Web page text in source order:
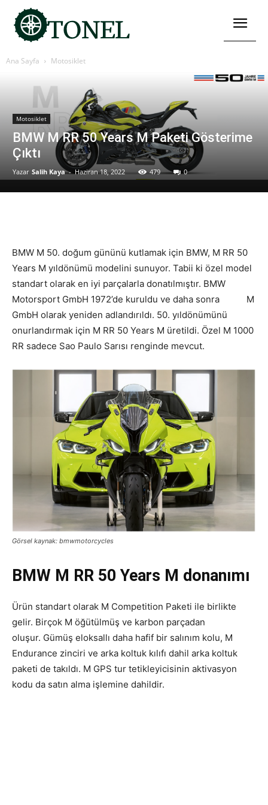
Ana Sayfa Motosiklet
Motosiklet
BMW M RR 50 Years M Paketi Gösterime
Çıktı
Yazar Salih Kaya - Haziran 18, 2022 479 0
BMW M 50. doğum gününü kutlamak için BMW, M RR 50
Years M yıldönümü modelini sunuyor. Tabii ki özel model
standart olarak en iyi parçalarla donatılmıştır. BMW
Motorsport GmbH 1972’de kuruldu ve daha sonra
M
GmbH olarak yeniden adlandırıldı. 50. yıldönümünü
onurlandırmak için M RR 50 Years M üretildi. Özel M 1000
RR sadece Sao Paulo Sarısı renginde mevcut.
Görsel kaynak: bmwmotorcycles
BMW M RR 50 Years M donanımı
Ürün standart olarak M Competition Paketi ile birlikte
gelir. Birçok M öğütülmüş ve karbon parçadan
oluşur. Gümüş eloksallı daha hafif bir salınım kolu, M
Endurance zinciri ve arka koltuk kılıfı dahil arka koltuk
paketi de takıldı. M GPS tur tetikleyicisinin aktivasyon
kodu da satın alma işlemine dahildir.